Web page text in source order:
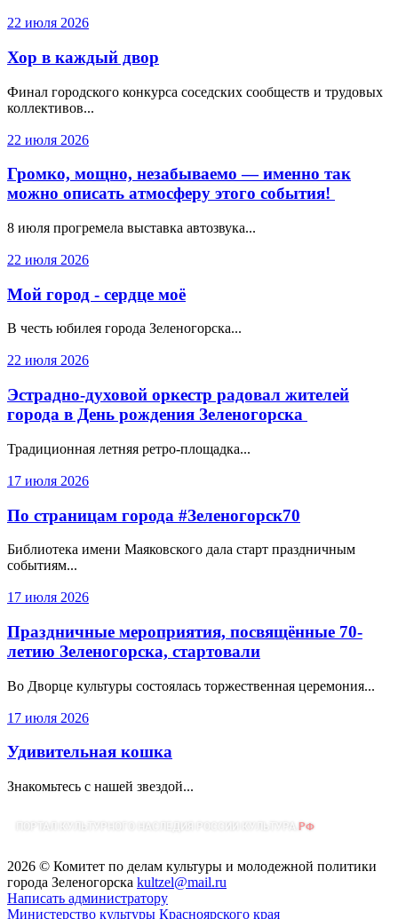
22 июля 2026
Хор в каждый двор
Финал городского конкурса соседских сообществ и трудовых
коллективов...
22 июля 2026
Громко, мощно, незабываемо — именно так
можно описать атмосферу этого события!
8 июля прогремела выставка автозвука...
22 июля 2026
Мой город - сердце моё
В честь юбилея города Зеленогорска...
22 июля 2026
Эстрадно-духовой оркестр радовал жителей
города в День рождения Зеленогорска
Традиционная летняя ретро-площадка...
17 июля 2026
По страницам города #Зеленогорск70
Библиотека имени Маяковского дала старт праздничным
событиям...
17 июля 2026
Праздничные мероприятия, посвящённые 70-
летию Зеленогорска, стартовали
Во Дворце культуры состоялась торжественная церемония...
17 июля 2026
Удивительная кошка
Знакомьтесь с нашей звездой...
2026 © Комитет по делам культуры и молодежной политики
города Зеленогорска kultzel@mail.ru
Написать администратору
Министерство культуры Красноярского края